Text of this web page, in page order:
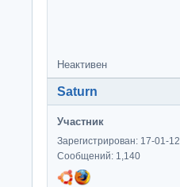
Неактивен
Saturn
Участник
Зарегистрирован: 17-01-12
Сообщений: 1,140